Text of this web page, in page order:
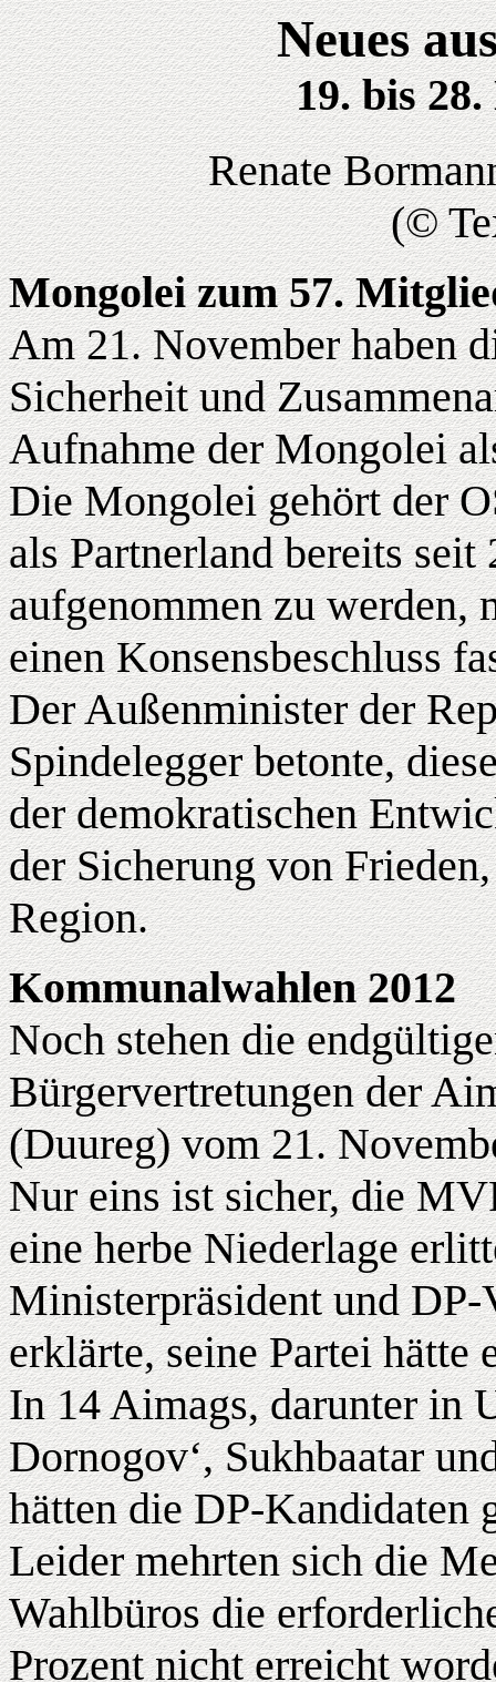
Neues
19. bis
Renate
(©
Mongolei zum 57.
Am 21. November haben
Sicherheit und
Aufnahme der Mongolei
Die Mongolei gehört der
als Partnerland bereits
aufgenommen zu werden,
einen Konsensbeschluss
Der Außenminister der
Spindelegger betonte,
der demokratischen
der Sicherung von
Region.
Kommunalwahlen 2012
Noch stehen die
Bürgervertretungen der
(Duureg) vom 21.
Nur eins ist sicher, die
eine herbe Niederlage
Ministerpräsident und
erklärte, seine Partei hätte
In 14 Aimags, darunter in
Dornogov‘, Sukhbaatar
hätten die DP-Kandidaten
Leider mehrten sich die
Wahlbüros die
Prozent nicht erreicht